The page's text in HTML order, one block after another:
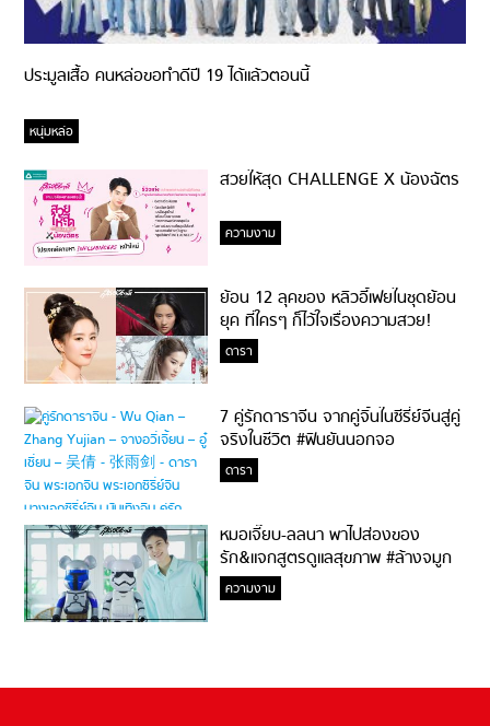
ประมูลเสื้อ คนหล่อขอทำดีปี 19 ได้แล้วตอนนี้
หนุ่มหล่อ
สวยให้สุด CHALLENGE X น้องฉัตร
ความงาม
ย้อน 12 ลุคของ หลิวอี้เฟยในชุดย้อน
ยุค ที่ใครๆ ก็ไว้ใจเรื่องความสวย!
ดารา
7 คู่รักดาราจีน จากคู่จิ้นในซีรี่ย์จีนสู่คู่
จริงในชีวิต #ฟินยันนอกจอ
ดารา
หมอเจี๊ยบ-ลลนา พาไปส่องของ
รัก&แจกสูตรดูแลสุขภาพ #ล้างจมูก
ไม่ยากจะสอนให้
ความงาม